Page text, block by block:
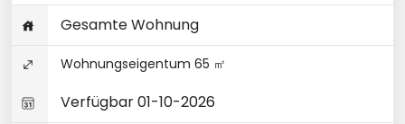
Gesamte Wohnung
Wohnungseigentum 65 ㎡
Verfügbar 01-10-2026